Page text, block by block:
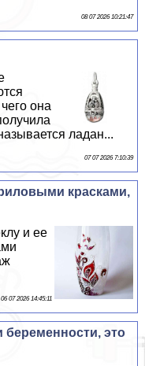
08 07 2026 10:21:47
она
ладан...
07 07 2026 7:10:39
красками,
и ее
06 07 2026 14:45:11
беременности, это